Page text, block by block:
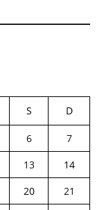
S D
6
7
13
14
20
21